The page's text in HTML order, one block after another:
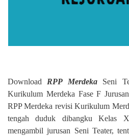
DownloadRPP MerdekaSeni
Kurikulum Merdeka Fase F
RPP Merdeka revisi Kurikulum
tengah duduk dibangku
mengambil jurusan Seni Teater,